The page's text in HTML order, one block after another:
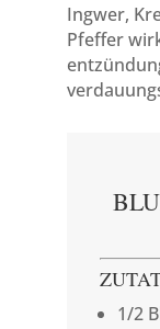
Ingwer,
Pfeffer
1/2